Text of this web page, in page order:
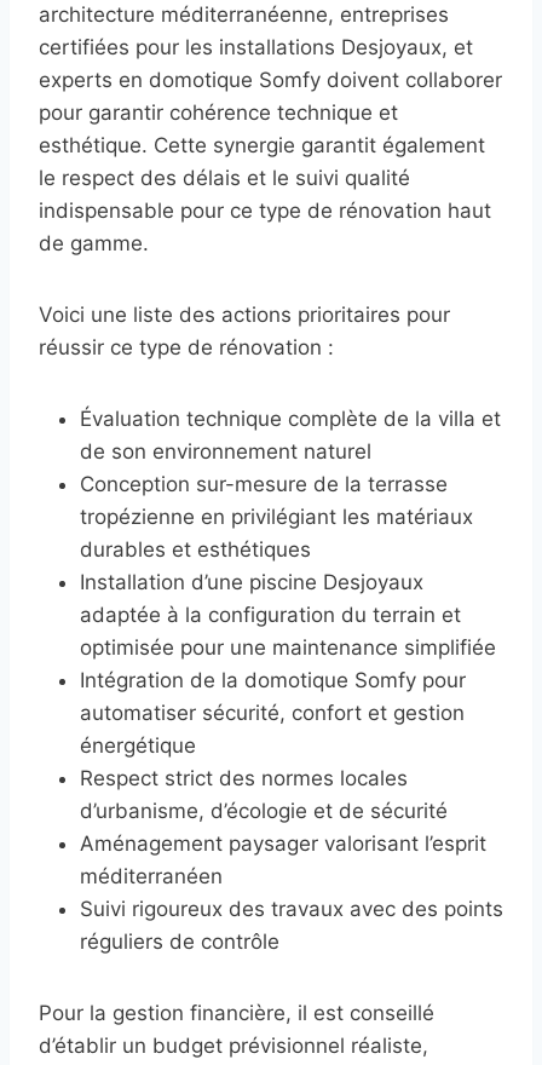
architecture méditerranéenne, entreprises
certifiées pour les installations Desjoyaux, et
experts en domotique Somfy doivent collaborer
pour garantir cohérence technique et
esthétique. Cette synergie garantit également
le respect des délais et le suivi qualité
indispensable pour ce type de rénovation haut
de gamme.
Voici une liste des actions prioritaires pour
réussir ce type de rénovation :
Évaluation technique complète de la villa et
de son environnement naturel
Conception sur-mesure de la terrasse
tropézienne en privilégiant les matériaux
durables et esthétiques
Installation d’une piscine Desjoyaux
adaptée à la configuration du terrain et
optimisée pour une maintenance simplifiée
Intégration de la domotique Somfy pour
automatiser sécurité, confort et gestion
énergétique
Respect strict des normes locales
d’urbanisme, d’écologie et de sécurité
Aménagement paysager valorisant l’esprit
méditerranéen
Suivi rigoureux des travaux avec des points
réguliers de contrôle
Pour la gestion financière, il est conseillé
d’établir un budget prévisionnel réaliste,